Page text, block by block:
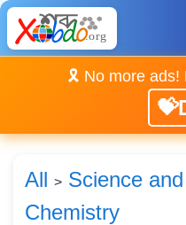
🎗️ No more ads!
All > Science
Chemistry